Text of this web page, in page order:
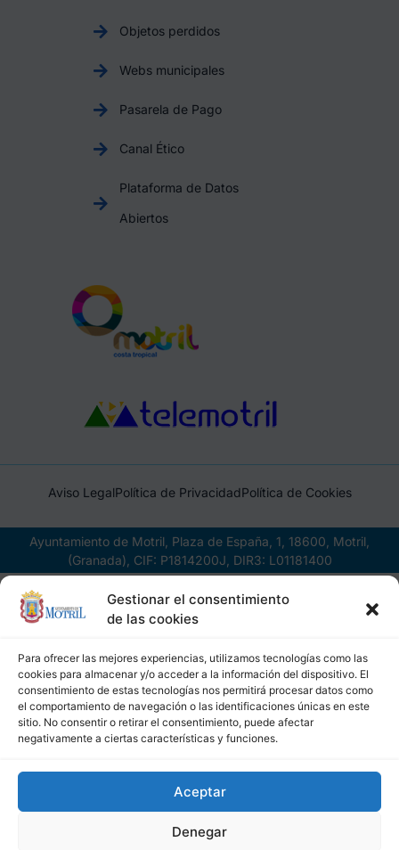
Gestionar el consentimiento
de las cookies
Para ofrecer las mejores experiencias, utilizamos tecnologías como las
cookies para almacenar y/o acceder a la información del dispositivo. El
consentimiento de estas tecnologías nos permitirá procesar datos como
el comportamiento de navegación o las identificaciones únicas en este
sitio. No consentir o retirar el consentimiento, puede afectar
negativamente a ciertas características y funciones.
Aceptar
Denegar
Objetos perdidos
Webs municipales
Pasarela de Pago
Canal Ético
Plataforma de Datos
Abiertos
Aviso LegalPolítica de PrivacidadPolítica de Cookies
Ayuntamiento de Motril, Plaza de España, 1, 18600, Motril,
(Granada), CIF: P1814200J, DIR3: L01181400